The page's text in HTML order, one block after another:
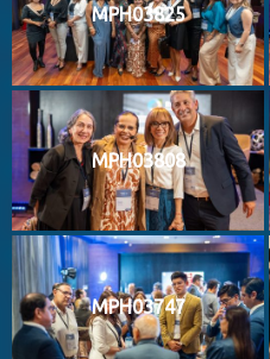
MPH03825
MPH03808
MPH03747